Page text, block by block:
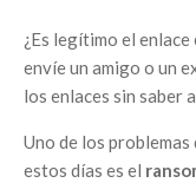
¿Es legítimo el
envíe un amigo o un
los enlaces sin saber
Uno de los
estos días es el